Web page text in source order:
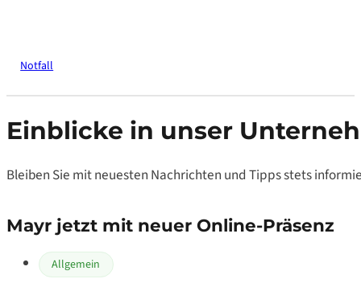
Notfall
Einblicke in unser
Bleiben Sie mit neuesten Nachrichten und Tipps stets
Mayr jetzt mit neuer Online-Präsenz
Allgemein